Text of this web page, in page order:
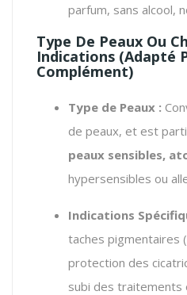
parfum, sans alcool,
Type De Peaux Ou
Indications (Adapté
Complément)
Type de Peaux :
de peaux, et est
peaux sensibles,
hypersensibles ou
Indications
taches pigmentaires
protection des
subi des traitements